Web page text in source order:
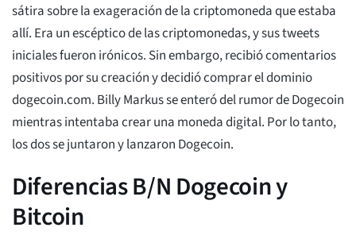
sátira sobre la exageración de la criptomoneda que estaba
allí. Era un escéptico de las criptomonedas, y sus tweets
iniciales fueron irónicos. Sin embargo, recibió comentarios
positivos por su creación y decidió comprar el dominio
dogecoin.com. Billy Markus se enteró del rumor de Dogecoin
mientras intentaba crear una moneda digital. Por lo tanto,
los dos se juntaron y lanzaron Dogecoin.
Diferencias B/N Dogecoin y
Bitcoin